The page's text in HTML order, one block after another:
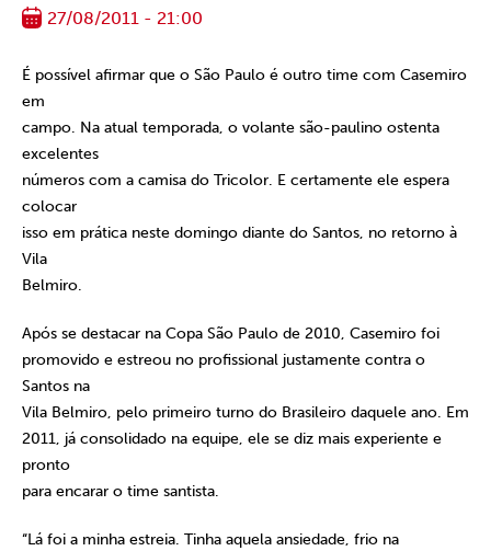
27/08/2011 - 21:00
É possível afirmar que o São Paulo é outro time com Casemiro
em
campo. Na atual temporada, o volante são-paulino ostenta
excelentes
números com a camisa do Tricolor. E certamente ele espera
colocar
isso em prática neste domingo diante do Santos, no retorno à
Vila
Belmiro.
Após se destacar na Copa São Paulo de 2010, Casemiro foi
promovido e estreou no profissional justamente contra o
Santos na
Vila Belmiro, pelo primeiro turno do Brasileiro daquele ano. Em
2011, já consolidado na equipe, ele se diz mais experiente e
pronto
para encarar o time santista.
“Lá foi a minha estreia. Tinha aquela ansiedade, frio na